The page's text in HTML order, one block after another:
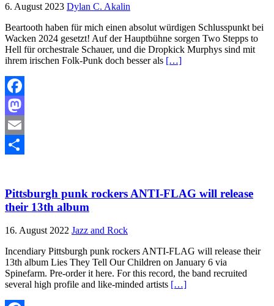
6. August 2023 Dylan C. Akalin
Beartooth haben für mich einen absolut würdigen Schlusspunkt bei
Wacken 2024 gesetzt! Auf der Hauptbühne sorgen Two Stepps to
Hell für orchestrale Schauer, und die Dropkick Murphys sind mit
ihrem irischen Folk-Punk doch besser als […]
Facebook
Mastodon
Email
Pittsburgh punk rockers ANTI-FLAG will release
their 13th album
16. August 2022 Jazz and Rock
Incendiary Pittsburgh punk rockers ANTI-FLAG will release their
13th album Lies They Tell Our Children on January 6 via
Spinefarm. Pre-order it here. For this record, the band recruited
several high profile and like-minded artists […]